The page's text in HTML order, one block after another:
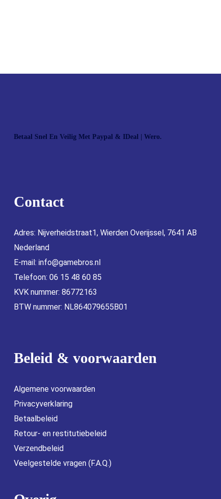
Betaal Snel En Veilig Met Paypal & IDeal | Wero.
Contact
Adres: Nijverheidstraat1, Wierden Overijssel, 7641 AB
Nederland
E-mail: info@gamebros.nl
Telefoon: 06 15 48 60 85
KVK nummer: 86772163
BTW nummer: NL864079655B01
Beleid & voorwaarden
Algemene voorwaarden
Privacyverklaring
Betaalbeleid
Retour- en restitutiebeleid
Verzendbeleid
Veelgestelde vragen (F.A.Q.)